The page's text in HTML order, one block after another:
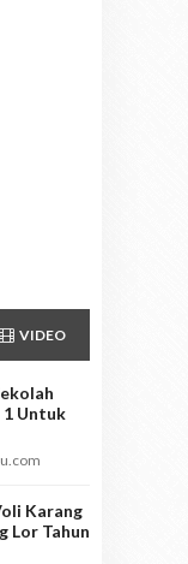
VIDEO
Untuk
Karang
Lor Tahun